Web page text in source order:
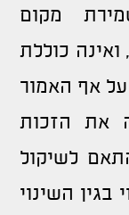
מקום
כוללת
על אף האמור
את הזכות
לשיקול
השינוי